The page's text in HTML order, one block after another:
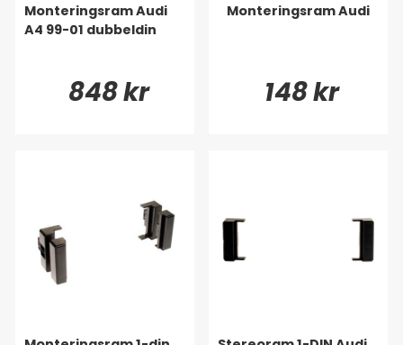
Monteringsram Audi
A4 99-01 dubbeldin
848 kr
Monteringsram Audi
148 kr